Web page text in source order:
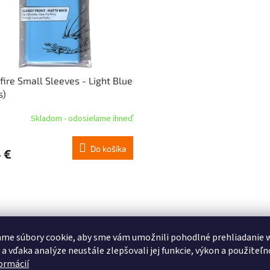
súbory cookie, aby sme vám umožnili pohodlné prehliadanie
vďaka analýze neustále zlepšovali jej funkcie, výkon a
Small Sleeves - Light Blue
Skladom - odosielame ihneď
€ Do košíka